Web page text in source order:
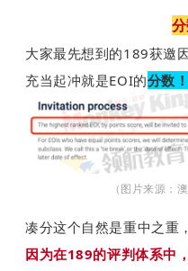
大家最先想到的189获邀
充当起冲就是EOI的分数
（图片来源：
凑分这个自然是重中之重，
因为在189的评判体系中